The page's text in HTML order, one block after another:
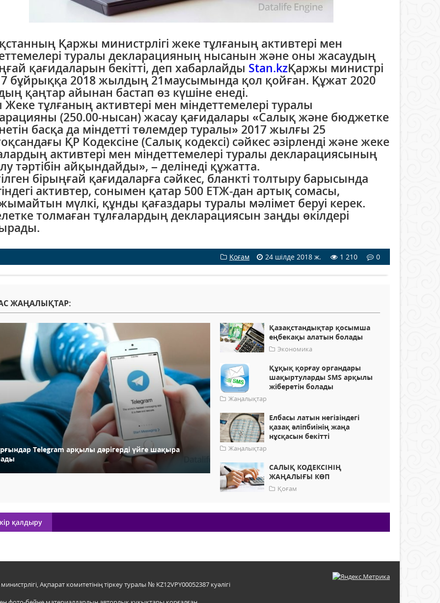
Қаржы министрлігі жеке тұлғаның активтері мен
туралы декларацияның нысанын және оны жасаудың
қағидаларын бекітті, деп хабарлайды Stan.kzҚаржы министрі
бұйрыққа 2018 жылдың 21маусымында қол қойған. Құжат 2020
қаңтар айынан бастап өз күшіне енеді.
тұлғаның активтері мен міндеттемелері туралы
(250.00-нысан) жасау қағидалары «Салық және бюджетке
басқа да міндетті төлемдер туралы» 2017 жылғы 25
ҚР Кодексіне (Салық кодексі) сәйкес әзірленді және жеке
активтері мен міндеттемелері туралы декларациясының
тәртібін айқындайды», – делінеді құжатта.
бірыңғай қағидаларға сәйкес, бланкті толтыру барысында
активтер, сонымен қатар 500 ЕТЖ-дан артық сомасы,
мүлкі, құнды қағаздары туралы мәлімет беруі керек.
толмаған тұлғалардың декларациясын заңды өкілдері
Қоғам 24 шілде 2018 ж. 1 210 0
ЖАҢАЛЫҚТАР:
Telegram арқылы дәрігерді үйге шақыра
Қазақстандықтар қосымша
еңбекақы алатын болады
Экономика
Құқық қорғау органдары
шақыртуларды SMS арқылы
жіберетін болады
Жаңалықтар
Елбасы латын негізіндегі
қазақ әліпбиінің жаңа
нұсқасын бекітті
Жаңалықтар
САЛЫҚ КОДЕКСІНІҢ
ЖАҢАЛЫҒЫ КӨП
Қоғам
қалдыру
Ақпарат комитетінің тіркеу туралы № KZ12VPY00052387 куәлігі